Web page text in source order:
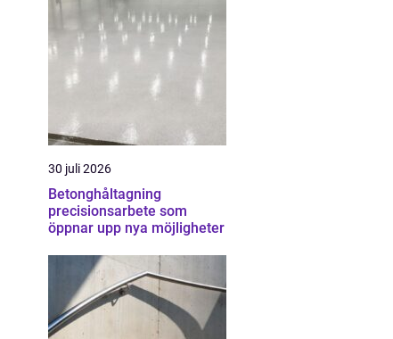
30 juli 2026
Betonghåltagning
precisionsarbete som
öppnar upp nya möjligheter